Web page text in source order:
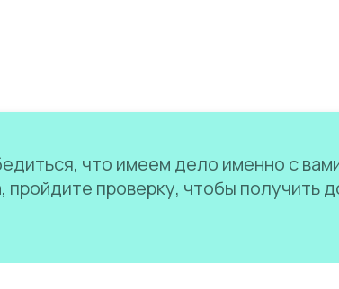
что имеем дело именно с
пройдите проверку, чтобы получить